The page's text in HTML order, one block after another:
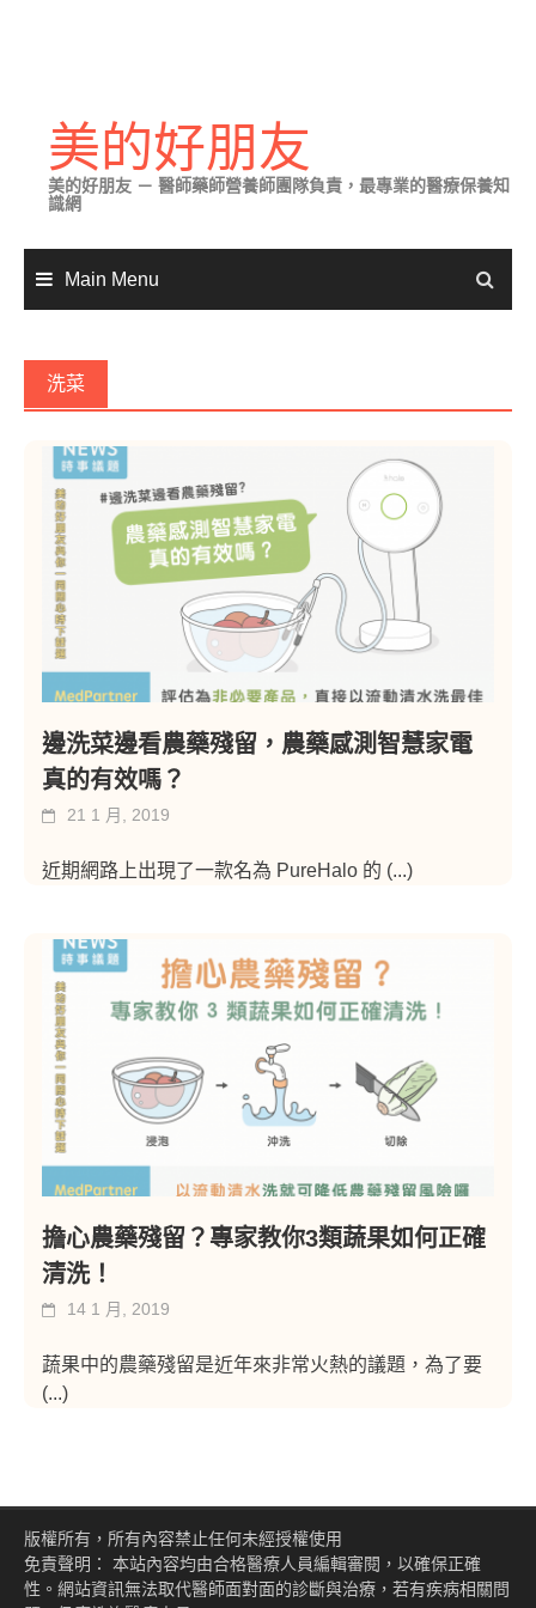
content美的好朋友
美的好朋友 － 醫師藥師營養師團隊負責，最專業的醫療保養知
識網
Main Menu
洗菜
邊洗菜邊看農藥殘留，農藥感測智慧家電
真的有效嗎？
21 1 月, 2019
近期網路上出現了一款名為 PureHalo 的 (...)
擔心農藥殘留？專家教你3類蔬果如何正確
清洗！
14 1 月, 2019
蔬果中的農藥殘留是近年來非常火熱的議題，為了要
(...)
版權所有，所有內容禁止任何未經授權使用
免責聲明： 本站內容均由合格醫療人員編輯審閱，以確保正確
性。網站資訊無法取代醫師面對面的診斷與治療，若有疾病相關問